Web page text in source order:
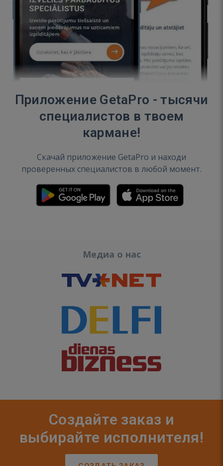
Приложение GetaPro - тысячи
специалистов в твоем
кармане!
Скачай приложение GetaPro и находи
проверенных специалистов в любой момент.
Медиа о нас
Создайте заказ и
выбирайте исполнителя!